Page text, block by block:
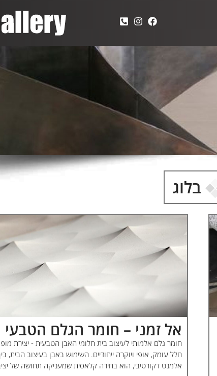
בלוג
אל זמני – חומר הגלם הטבעי
חומר גלם אלמותי לעיצוב בית חלומי האבן הטבעית - יצירת
חלל עומק, אופי ויוקרה ייחודיים. השימוש באבן בעיצוב הבית,
אלמנט דקורטיבי, הוא בחירה קלאסית שמעניקה תחושה של